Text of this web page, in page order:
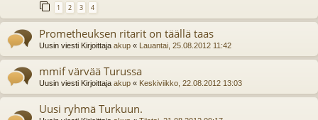
1 2 3 4
Prometheuksen ritarit on täällä taas
Uusin viesti Kirjoittaja akup « Lauantai, 25.08.2012 11:42
mmif värvää Turussa
Uusin viesti Kirjoittaja akup « Keskiviikko, 22.08.2012 13:03
Uusi ryhmä Turkuun.